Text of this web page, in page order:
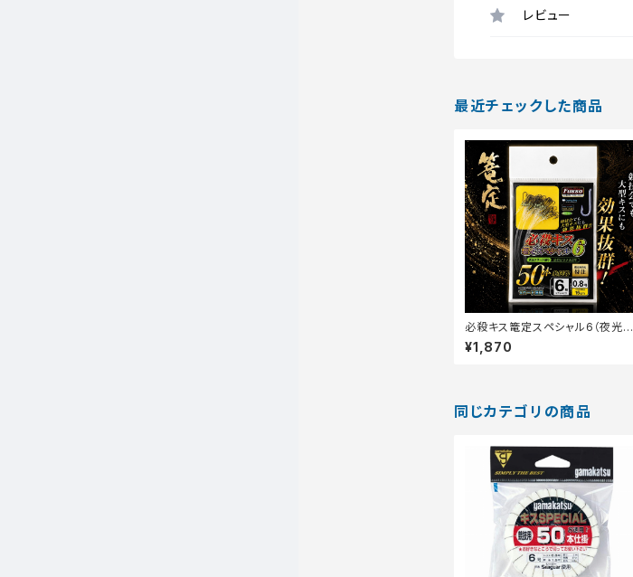
レビュー
最近チェックした商品
必殺キス篭定スペシャル6（夜光グ
リーン塗り）5号-Vハードハリス0.
8号【篭定】
¥1,870
同じカテゴリの商品